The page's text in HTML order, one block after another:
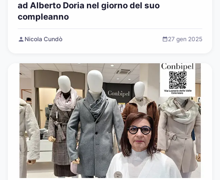
ad Alberto Doria nel giorno del suo
compleanno
Nicola Cundò 27 gen 2025